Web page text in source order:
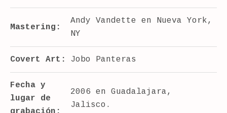
Mastering:
Andy Vandette en Nueva York,
NY
Covert Art: Jobo Panteras
Fecha y
lugar de
2006 en Guadalajara,
Jalisco.